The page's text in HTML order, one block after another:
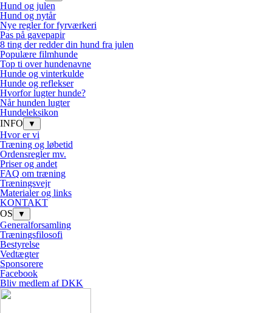
Hund og julen
Hund og nytår
Nye regler for fyrværkeri
Pas på gavepapir
8 ting der redder din hund fra julen
Populære filmhunde
Top ti over hundenavne
Hunde og vinterkulde
Hunde og reflekser
Hvorfor lugter hunde?
Når hunden lugter
Hundeleksikon
INFO
▼
Hvor er vi
Træning og løbetid
Ordensregler mv.
Priser og andet
FAQ om træning
Træningsvejr
Materialer og links
KONTAKT
OS
▼
Generalforsamling
Træningsfilosofi
Bestyrelse
Vedtægter
Sponsorere
Facebook
Bliv medlem af DKK